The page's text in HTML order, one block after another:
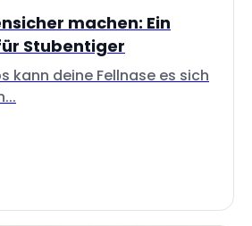
machen: Ein
Stubentiger
kann deine Fellnase es sich